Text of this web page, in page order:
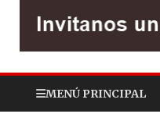
MENÚ PRINCIPAL